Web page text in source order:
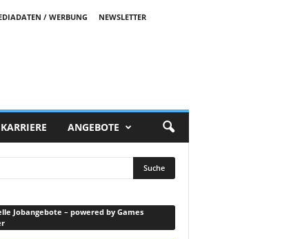
/ WERBUNG
NEWSLETTER
KARRIERE ANGEBOTE
Jobangebote – powered by Games